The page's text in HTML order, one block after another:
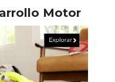
Motor